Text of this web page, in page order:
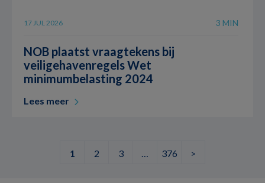
17 JUL 2026 3 MIN
NOB plaatst vraagtekens bij
veiligehavenregels Wet
minimumbelasting 2024
Lees meer
1 2 3 … 376 >